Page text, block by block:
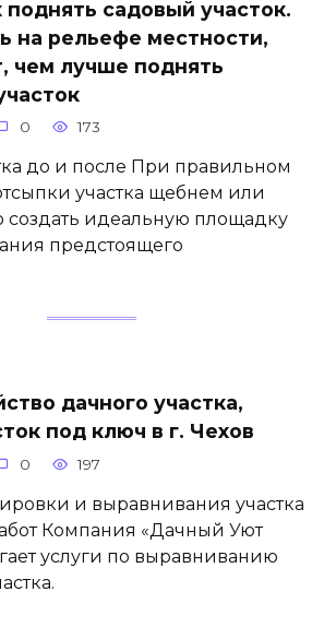
поднять садовый участок.
на рельефе местности,
чем лучше поднять
0 173
до и после При правильном
участка щебнем или
идеальную площадку
предстоящего
дачного участка,
под ключ в г. Чехов
0 197
и выравнивания участка
Компания «Дачный Уют
услуги по выравниванию